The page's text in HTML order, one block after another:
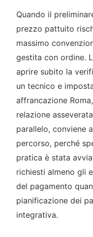
Quando il
prezzo pattuito
massimo
gestita con ordine.
aprire subito la
un tecnico e
affrancazione
relazione
parallelo, conviene
percorso, perché
pratica è stata
richiesti almeno gli
del pagamento
pianificazione dei
integrativa.